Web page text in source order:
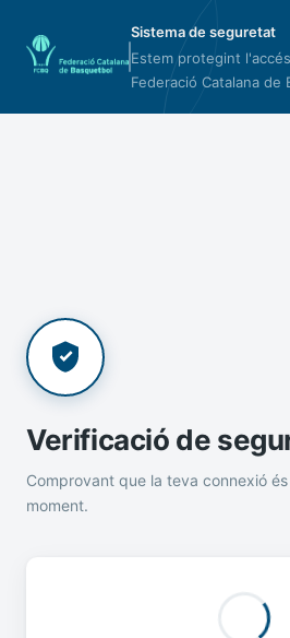
Sistema de seguretat
Estem protegint
Federació Catalana de
Verificació de
Comprovant que la teva connexió
moment.